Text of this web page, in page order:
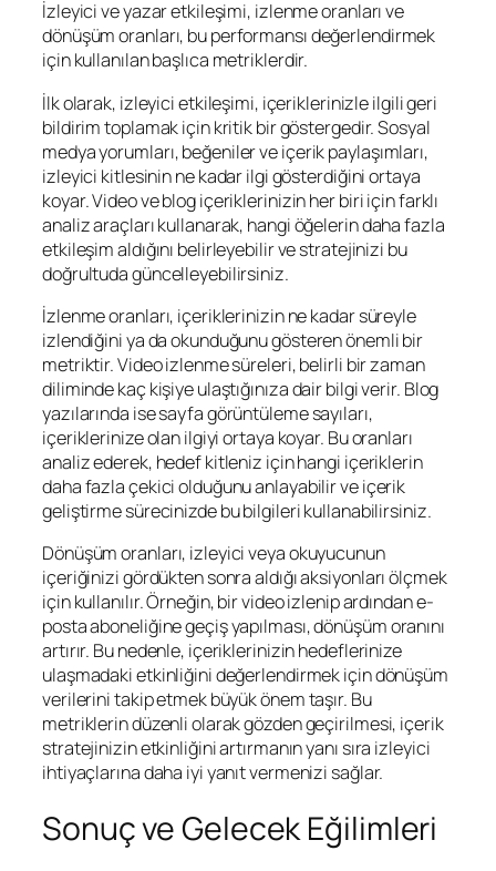
İzleyici ve yazar etkileşimi, izlenme oranları ve
dönüşüm oranları, bu performansı değerlendirmek
için kullanılan başlıca metriklerdir.
İlk olarak, izleyici etkileşimi, içeriklerinizle ilgili geri
bildirim toplamak için kritik bir göstergedir. Sosyal
medya yorumları, beğeniler ve içerik paylaşımları,
izleyici kitlesinin ne kadar ilgi gösterdiğini ortaya
koyar. Video ve blog içeriklerinizin her biri için farklı
analiz araçları kullanarak, hangi öğelerin daha fazla
etkileşim aldığını belirleyebilir ve stratejinizi bu
doğrultuda güncelleyebilirsiniz.
İzlenme oranları, içeriklerinizin ne kadar süreyle
izlendiğini ya da okunduğunu gösteren önemli bir
metriktir. Video izlenme süreleri, belirli bir zaman
diliminde kaç kişiye ulaştığınıza dair bilgi verir. Blog
yazılarında ise sayfa görüntüleme sayıları,
içeriklerinize olan ilgiyi ortaya koyar. Bu oranları
analiz ederek, hedef kitleniz için hangi içeriklerin
daha fazla çekici olduğunu anlayabilir ve içerik
geliştirme sürecinizde bu bilgileri kullanabilirsiniz.
Dönüşüm oranları, izleyici veya okuyucunun
içeriğinizi gördükten sonra aldığı aksiyonları ölçmek
için kullanılır. Örneğin, bir video izlenip ardından e-
posta aboneliğine geçiş yapılması, dönüşüm oranını
artırır. Bu nedenle, içeriklerinizin hedeflerinize
ulaşmadaki etkinliğini değerlendirmek için dönüşüm
verilerini takip etmek büyük önem taşır. Bu
metriklerin düzenli olarak gözden geçirilmesi, içerik
stratejinizin etkinliğini artırmanın yanı sıra izleyici
ihtiyaçlarına daha iyi yanıt vermenizi sağlar.
Sonuç ve Gelecek Eğilimleri